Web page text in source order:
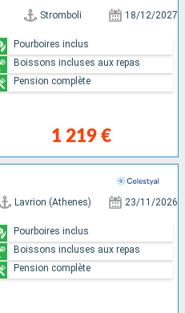
Stromboli 18/12/2027
1 219 €
Pourboires inclus
Boissons incluses aux repas
Pension complète
Lavrion (Athenes) 23/11/2026
Pourboires inclus
Boissons incluses aux repas
Pension complète